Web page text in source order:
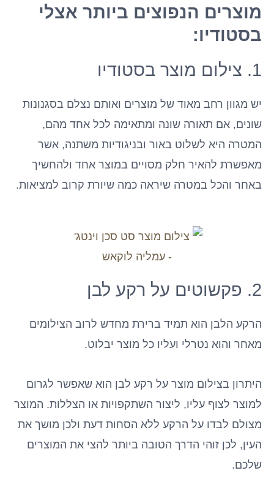
מוצרים הנפוצים ביותר אצלי
בסטודיו:
1. צילום מוצר בסטודיו
יש מגוון רחב מאוד של מוצרים ואותם נצלם בסגנונות
שונים, אם תאורה שונה ומתאימה לכל אחד מהם,
המטרה היא לשלוט באור ובניגודיות משתנה, אשר
מאפשרת להאיר חלק מסויים במוצר אחד ולהחשיך
באחר והכל במטרה שיראה כמה שיורת קרוב למציאות.
2. פקשוטים על רקע לבן
הרקע הלבן הוא תמיד ברירת מחדש לרוב הצילומים
מאחר והוא נטרלי ועליו כל מוצר יבלוט.
היתרון בצילום מוצר על רקע לבן הוא שאפשר לגרום
למוצר לצוף עליו, ליצור השתקפויות או הצללות. המוצר
מצולם לבדו על הרקע ללא הסחות דעת ולכן מושך את
העין, לכן זוהי הדרך הטובה ביותר להצי את המוצרים
שלכם.